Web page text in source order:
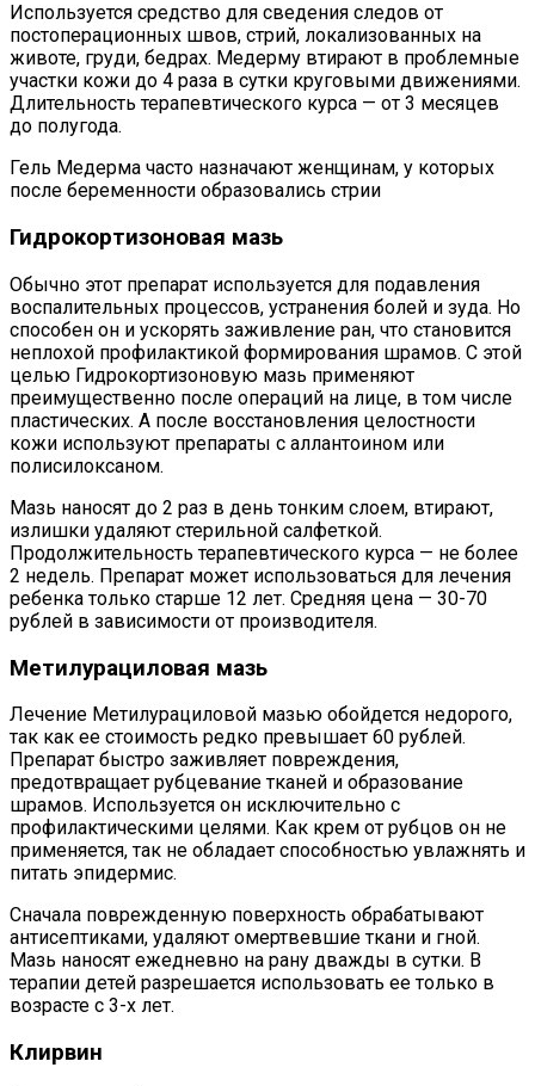
Используется средство для сведения следов от
постоперационных швов, стрий, локализованных на
животе, груди, бедрах. Медерму втирают в проблемные
участки кожи до 4 раза в сутки круговыми движениями.
Длительность терапевтического курса — от 3 месяцев
до полугода.
Гель Медерма часто назначают женщинам, у которых
после беременности образовались стрии
Гидрокортизоновая мазь
Обычно этот препарат используется для подавления
воспалительных процессов, устранения болей и зуда. Но
способен он и ускорять заживление ран, что становится
неплохой профилактикой формирования шрамов. С этой
целью Гидрокортизоновую мазь применяют
преимущественно после операций на лице, в том числе
пластических. А после восстановления целостности
кожи используют препараты с аллантоином или
полисилоксаном.
Мазь наносят до 2 раз в день тонким слоем, втирают,
излишки удаляют стерильной салфеткой.
Продолжительность терапевтического курса — не более
2 недель. Препарат может использоваться для лечения
ребенка только старше 12 лет. Средняя цена — 30-70
рублей в зависимости от производителя.
Метилурациловая мазь
Лечение Метилурациловой мазью обойдется недорого,
так как ее стоимость редко превышает 60 рублей.
Препарат быстро заживляет повреждения,
предотвращает рубцевание тканей и образование
шрамов. Используется он исключительно с
профилактическими целями. Как крем от рубцов он не
применяется, так не обладает способностью увлажнять и
питать эпидермис.
Сначала поврежденную поверхность обрабатывают
антисептиками, удаляют омертвевшие ткани и гной.
Мазь наносят ежедневно на рану дважды в сутки. В
терапии детей разрешается использовать ее только в
возрасте с 3-х лет.
Клирвин